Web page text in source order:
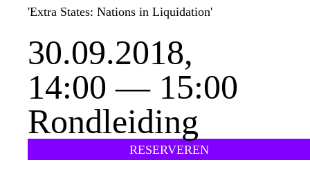
'Extra States: Nations in Liquidation'
30.09.2018,
14:00 — 15:00
Rondleiding
RESERVEREN